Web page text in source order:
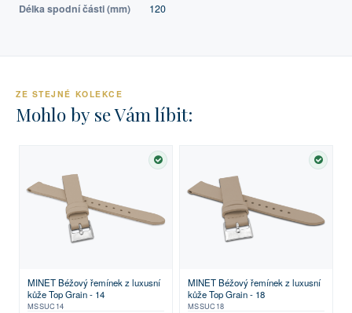
Délka spodní části (mm) 120
ZE STEJNÉ KOLEKCE
Mohlo by se Vám líbit:
SKLADEM
MINET Béžový řemínek z luxusní
kůže Top Grain - 14
MSSUC14
MINET Béžový řemínek z luxusní
kůže Top Grain - 18
MSSUC18